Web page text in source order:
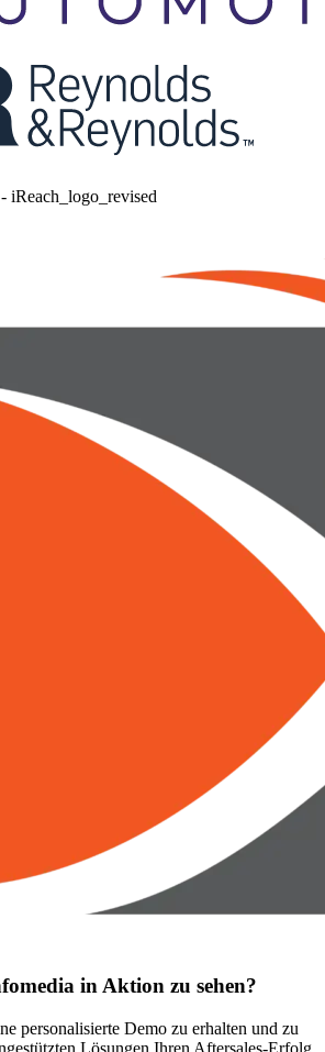
in Aktion zu sehen?
personalisierte Demo zu erhalten und zu
Lösungen Ihren Aftersales-Erfolg